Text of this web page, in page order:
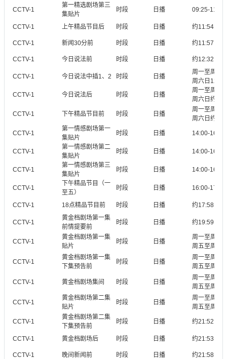
CCTV-1
第一精选剧场第三
集贴片
时段 日播 09:25-11:00
CCTV-1 上午精品节目后 时段 日播 约11:54
CCTV-1 新闻30分前 时段 日播 约11:57
CCTV-1 今日说法前 时段 日播 约12:32
CCTV-1 今日说法中插1、2 时段 日播
周一至周五
周六日
CCTV-1
今日说法后 时段 日播
周一至周五
周六日约
CCTV-1 下午精品节目前 时段 日播
周一至周五
周六日约
CCTV-1
第一情感剧场第一
集贴片
时段 日播 14:00-16:00
CCTV-1
第一情感剧场第二
集贴片
时段 日播 14:00-16:00
CCTV-1
第一情感剧场第三
集贴片
时段 日播 14:00-16:00
CCTV-1
下午精品节目（一
至五）
时段 日播 16:00-17:48
CCTV-1 18点精品节目前 时段 日播 约17:58
CCTV-1
黄金档剧场第一集
前情提要前
时段 日播 约19:59
CCTV-1
黄金档剧场第一集
贴片
时段 日播
周一至周四
周五至周日
CCTV-1
黄金档剧场第一集
下集预告前
时段 日播
周一至周四
周五至周日
CCTV-1 黄金档剧场集间 时段 日播
周一至周四
周五至周日
CCTV-1
黄金档剧场第二集
贴片
时段 日播
周一至周四
周五至周日
CCTV-1
黄金档剧场第二集
下集预告前
时段 日播 约21:52
CCTV-1 黄金档剧场后 时段 日播 约21:53
CCTV-1 晚间新闻前 时段 日播 约21:58